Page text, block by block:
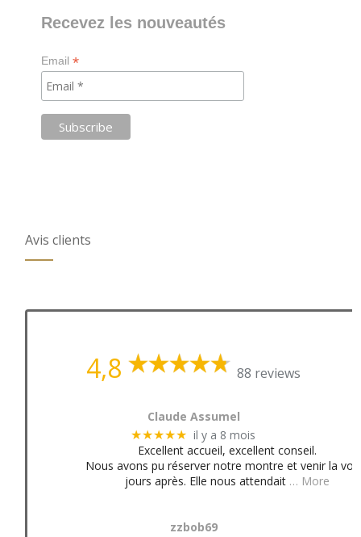
Recevez les nouveautés
Email*
Avis clients
4,8 88 reviews
Claude Assumel
★★★★★ il y a 8 mois
Excellent accueil, excellent conseil.
Nous avons pu réserver notre montre et venir la
jours après. Elle nous attendait … More
zzbob69